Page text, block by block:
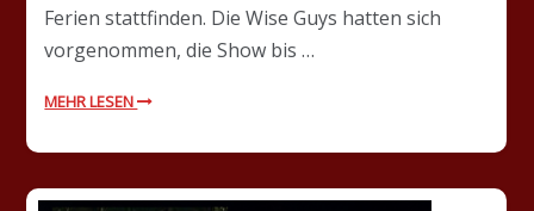
Ferien stattfinden. Die Wise Guys hatten sich
vorgenommen, die Show bis …
MEHR LESEN